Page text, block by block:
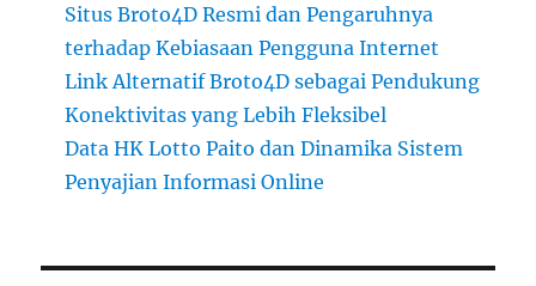
Situs Broto4D Resmi dan Pengaruhnya
terhadap Kebiasaan Pengguna Internet
Link Alternatif Broto4D sebagai Pendukung
Konektivitas yang Lebih Fleksibel
Data HK Lotto Paito dan Dinamika Sistem
Penyajian Informasi Online